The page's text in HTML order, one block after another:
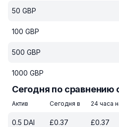
50 GBP
100 GBP
500 GBP
1000 GBP
Сегодня по сравнению
Актив Сегодня в 24 часа
0.5 DAI £0.37 £0.37